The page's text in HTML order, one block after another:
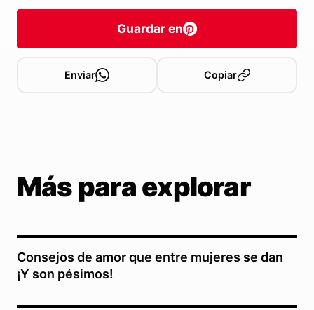
Guardar en
Enviar Copiar
Más para explorar
Consejos de amor que entre mujeres se dan
¡Y son pésimos!